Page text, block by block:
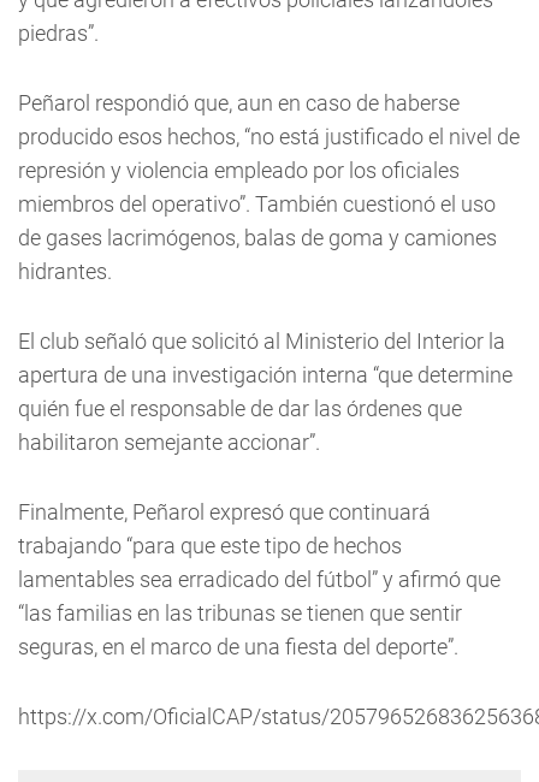
piedras”.
Peñarol respondió que, aun en caso de haberse
producido esos hechos, “no está justificado el nivel de
represión y violencia empleado por los oficiales
miembros del operativo”. También cuestionó el uso
de gases lacrimógenos, balas de goma y camiones
hidrantes.
El club señaló que solicitó al Ministerio del Interior la
apertura de una investigación interna “que determine
quién fue el responsable de dar las órdenes que
habilitaron semejante accionar”.
Finalmente, Peñarol expresó que continuará
trabajando “para que este tipo de hechos
lamentables sea erradicado del fútbol” y afirmó que
“las familias en las tribunas se tienen que sentir
seguras, en el marco de una fiesta del deporte”.
https://x.com/OficialCAP/status/